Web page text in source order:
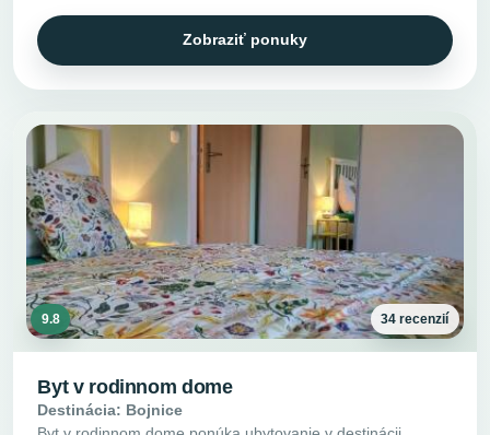
Zobraziť ponuky
9.8 34 recenzií
Byt v rodinnom dome
Destinácia: Bojnice